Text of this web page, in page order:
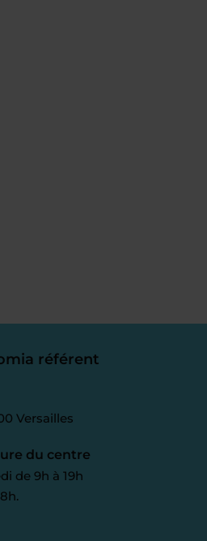
référent
Versailles
du centre
de 9h à 19h